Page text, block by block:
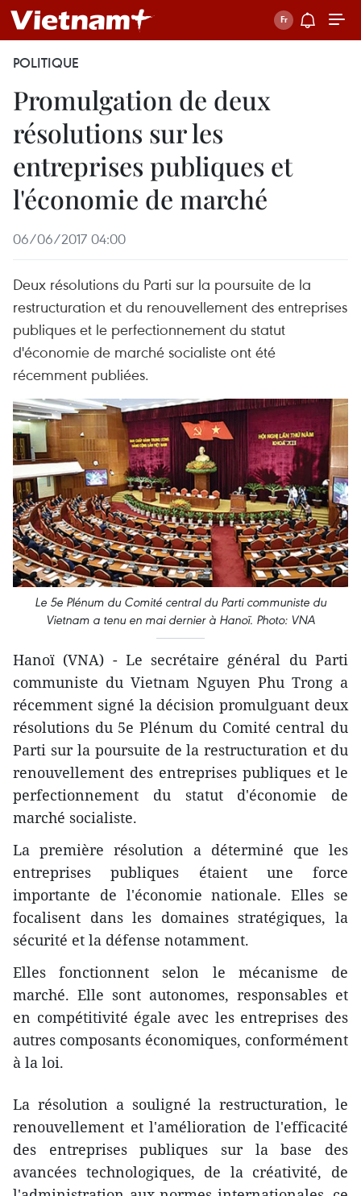
POLITIQUE
Promulgation de deux
résolutions sur les
entreprises publiques et
l'économie de marché
06/06/2017 04:00
Deux résolutions du Parti sur la poursuite de la
restructuration et du renouvellement des entreprises
publiques et le perfectionnement du statut
d'économie de marché socialiste ont été
récemment publiées.
Le 5e Plénum du Comité central du Parti communiste du
Vietnam a tenu en mai dernier à Hanoï. Photo: VNA
Hanoï (VNA) - Le secrétaire général du Parti
communiste du Vietnam Nguyen Phu Trong a
récemment signé la décision promulguant deux
résolutions du 5e Plénum du Comité central du
Parti sur la poursuite de la restructuration et du
renouvellement des entreprises publiques et le
perfectionnement du statut d'économie de
marché socialiste.
La première résolution a déterminé que les
entreprises publiques étaient une force
importante de l'économie nationale. Elles se
focalisent dans les domaines stratégiques, la
sécurité et la défense notamment.
Elles fonctionnent selon le mécanisme de
marché. Elle sont autonomes, responsables et
en compétitivité égale avec les entreprises des
autres composants économiques, conformément
à la loi.
La résolution a souligné la restructuration, le
renouvellement et l'amélioration de l'efficacité
des entreprises publiques sur l​a base des
avancées technologiques, de la créativité, de